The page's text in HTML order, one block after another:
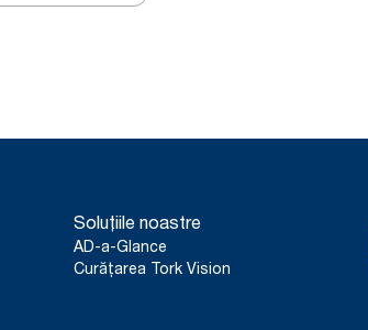
Soluțiile noastre
AD-a-Glance
Curățarea Tork Vision